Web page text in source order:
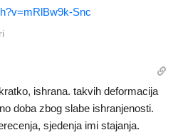
Snc
ishrana. takvih deformacija
doba zbog slabe ishranjenosti.
sjedenja imi stajanja.